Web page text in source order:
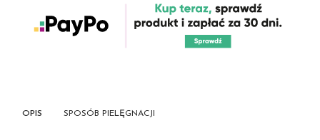
OPIS SPOSÓB PIELĘGNACJI